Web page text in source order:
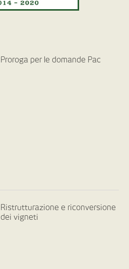
Proroga per le domande Pac
Ristrutturazione e riconversione
dei vigneti